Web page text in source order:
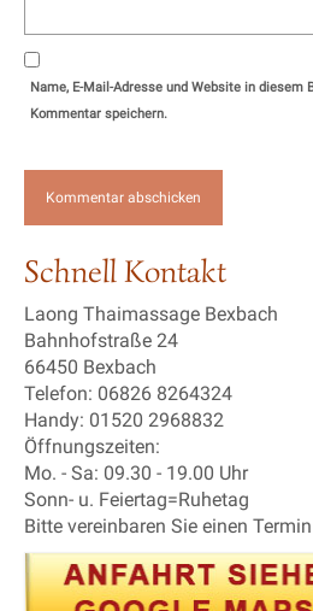
Name, E-Mail-Adresse und Website in diesem
Kommentar speichern.
Schnell Kontakt
Laong Thaimassage Bexbach
Bahnhofstraße 24
66450 Bexbach
Telefon: 06826 8264324
Handy: 01520 2968832
Öffnungszeiten:
Mo. - Sa: 09.30 - 19.00 Uhr
Sonn- u. Feiertag=Ruhetag
Bitte vereinbaren Sie einen Termin